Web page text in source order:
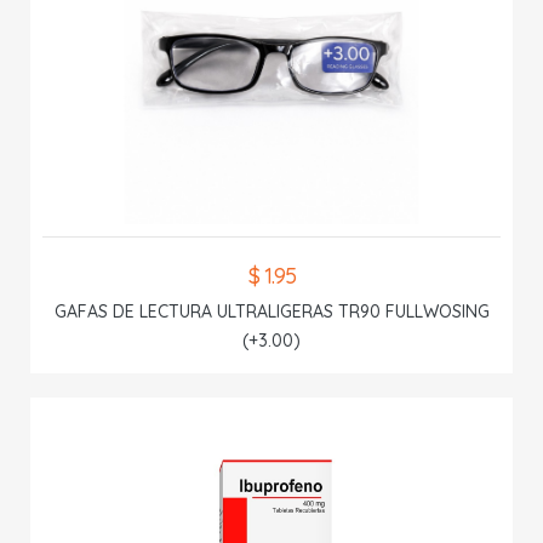
$ 1.95
GAFAS DE LECTURA ULTRALIGERAS TR90 FULLWOSING
(+3.00)